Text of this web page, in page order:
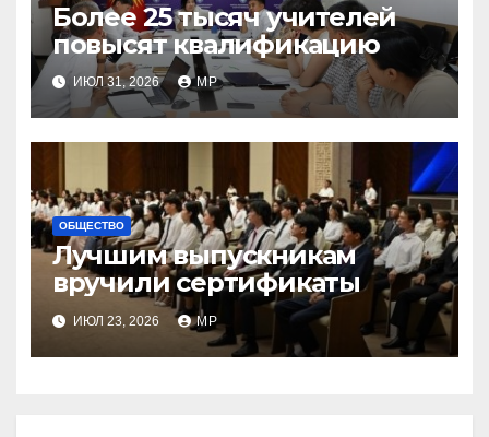
Более 25 тысяч учителей
повысят квалификацию
ИЮЛ 31, 2026 MP
ОБЩЕСТВО
Лучшим выпускникам
вручили сертификаты
ИЮЛ 23, 2026 MP